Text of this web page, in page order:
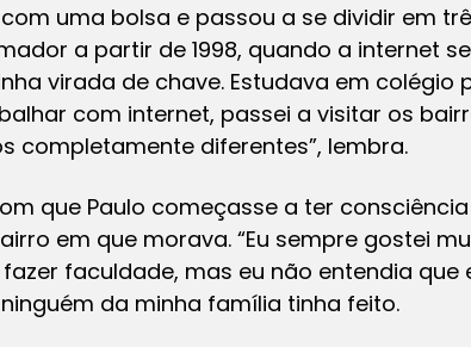
uma bolsa e passou a se dividir em
a partir de 1998, quando a internet se
virada de chave. Estudava em colégio
com internet, passei a visitar os
completamente diferentes”, lembra.
que Paulo começasse a ter
em que morava. “Eu sempre gostei
faculdade, mas eu não entendia
da minha família tinha feito.